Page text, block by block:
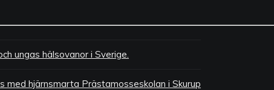
ungas hälsovanor i Sverige.
med hjärnsmarta Prästamosseskolan i Skurup